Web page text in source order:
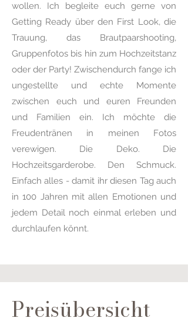
wollen. Ich begleite euch gerne von
Getting Ready über den First Look, die
Trauung, das Brautpaarshooting,
Gruppenfotos bis hin zum Hochzeitstanz
oder der Party! Zwischendurch fange ich
ungestellte und echte Momente
zwischen euch und euren Freunden
und Familien ein. Ich möchte die
Freudentränen in meinen Fotos
verewigen. Die Deko. Die
Hochzeitsgarderobe. Den Schmuck.
Einfach alles - damit ihr diesen Tag auch
in 100 Jahren mit allen Emotionen und
jedem Detail noch einmal erleben und
durchlaufen könnt.
Preisübersicht